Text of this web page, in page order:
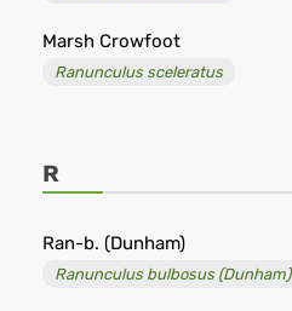
Marsh Crowfoot
Ranunculus sceleratus
R
Ran-b. (Dunham)
Ranunculus bulbosus (Dunham)